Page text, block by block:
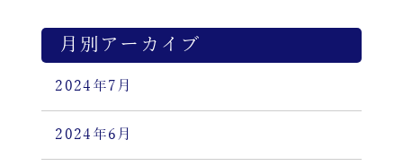
月別アーカイブ
2024年7月
2024年6月